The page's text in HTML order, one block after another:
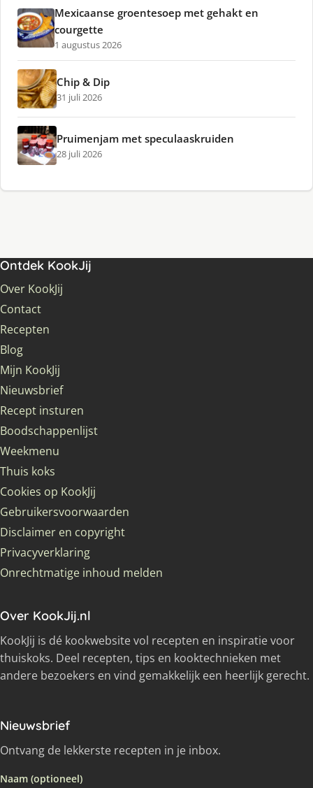
Mexicaanse groentesoep met gehakt en
courgette
1 augustus 2026
Chip & Dip
31 juli 2026
Pruimenjam met speculaaskruiden
28 juli 2026
Ontdek KookJij
Over KookJij
Contact
Recepten
Blog
Mijn KookJij
Nieuwsbrief
Recept insturen
Boodschappenlijst
Weekmenu
Thuis koks
Cookies op KookJij
Gebruikersvoorwaarden
Disclaimer en copyright
Privacyverklaring
Onrechtmatige inhoud melden
Over KookJij.nl
KookJij is dé kookwebsite vol recepten en inspiratie voor
thuiskoks. Deel recepten, tips en kooktechnieken met
andere bezoekers en vind gemakkelijk een heerlijk gerecht.
Nieuwsbrief
Ontvang de lekkerste recepten in je inbox.
Naam (optioneel)